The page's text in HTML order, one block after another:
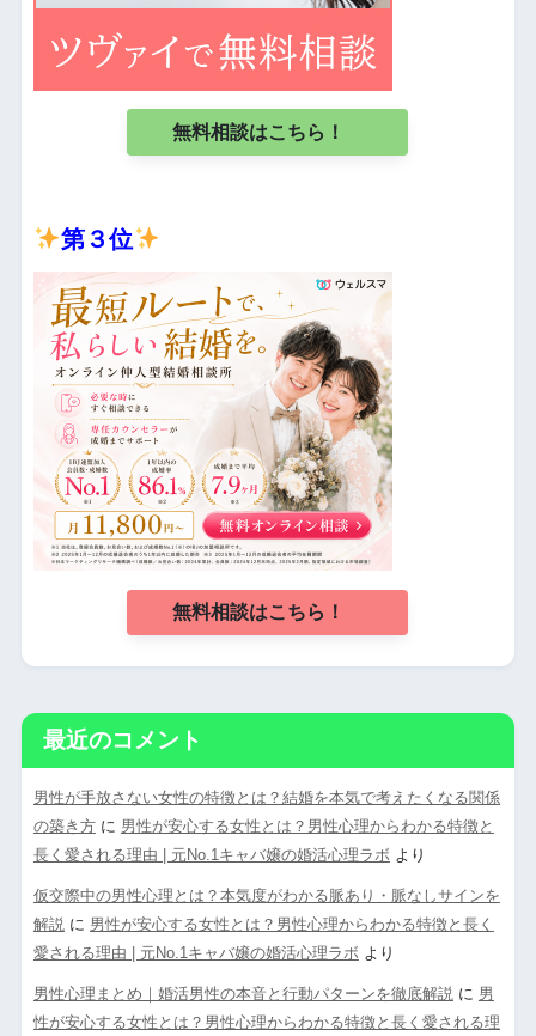
無料相談はこちら！
第３位
無料相談はこちら！
最近のコメント
男性が手放さない女性の特徴とは？結婚を本気で考えたくなる関係
の築き方に 男性が安心する女性とは？男性心理からわかる特徴と
長く愛される理由 | 元No.1キャバ嬢の婚活心理ラボ より
仮交際中の男性心理とは？本気度がわかる脈あり・脈なしサインを
解説に 男性が安心する女性とは？男性心理からわかる特徴と長く
愛される理由 | 元No.1キャバ嬢の婚活心理ラボ より
男性心理まとめ｜婚活男性の本音と行動パターンを徹底解説に 男
性が安心する女性とは？男性心理からわかる特徴と長く愛される理